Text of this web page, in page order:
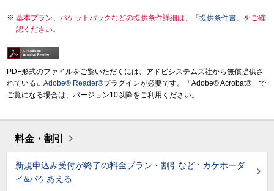
基本プラン、パケットパックなどの提供条件詳細は、「提供条件書 」をご確
認ください。
PDF形式のファイルをご覧いただくには、アドビシステムズ社から無償提供さ
れている
Adobe® Reader®プラグインが必要です。「Adobe® Acrobat®」で
ご覧になる場合は、バージョン10以降をご利用ください。
料金・割引
新規申込み受付が終了の料金プラン・割引など : カケホーダ
イ&パケあえる